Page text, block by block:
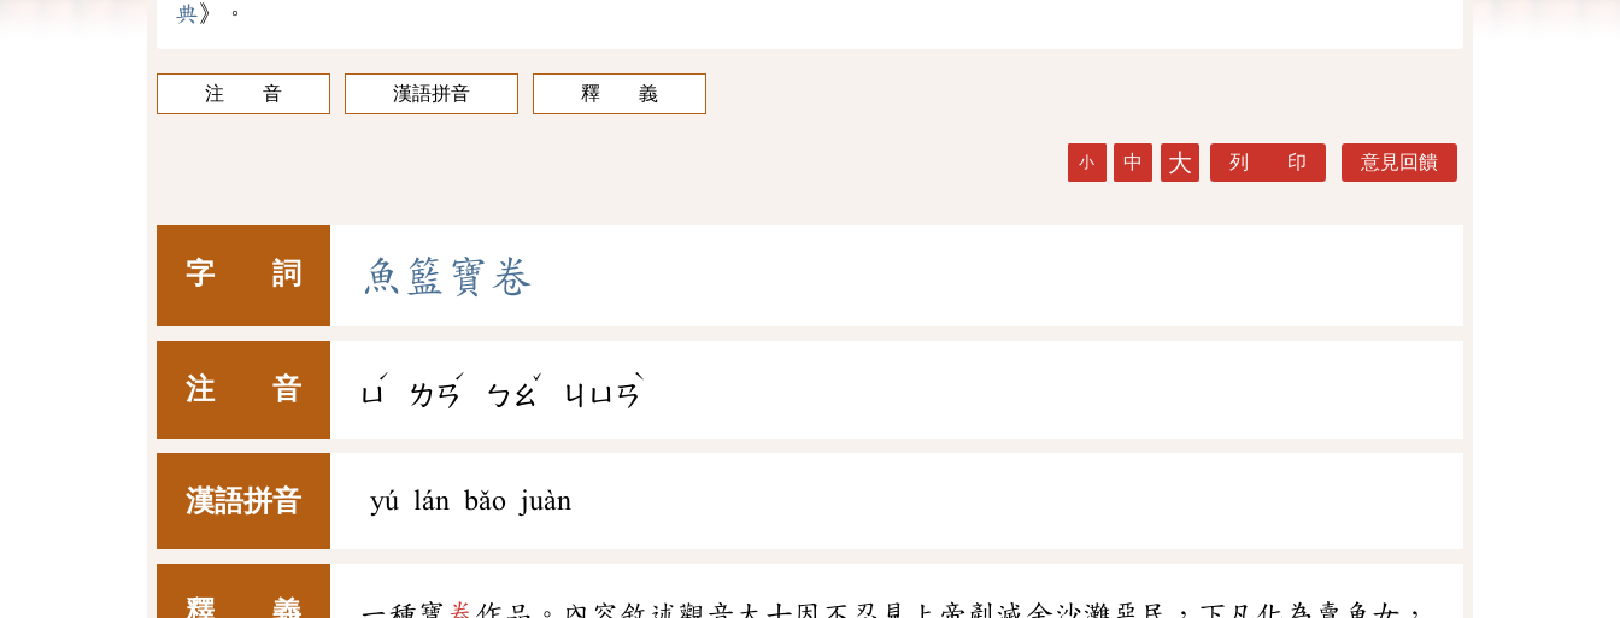
典》。
注 音 漢語拼音 釋 義
小 中 大 列 印 意見回饋
字 詞 魚 籃 寶卷
注 音 ㄩ
ˊ
ㄌㄢ
ˊ
ㄅㄠ
ˇ
ㄐㄩㄢ
ˋ
漢語拼音 yú lán bǎo juàn